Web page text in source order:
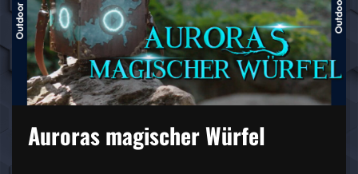
Auroras magischer Würfel